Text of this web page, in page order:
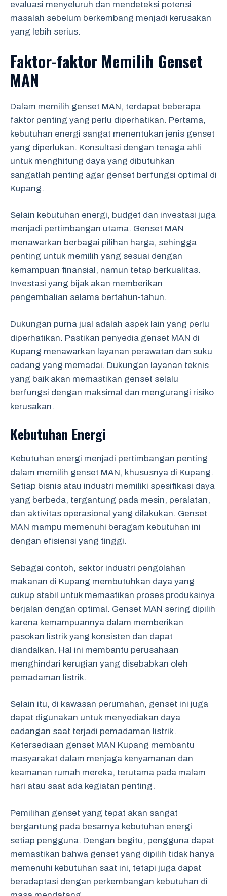
evaluasi menyeluruh dan mendeteksi potensi
masalah sebelum berkembang menjadi kerusakan
yang lebih serius.
Faktor-faktor Memilih Genset
MAN
Dalam memilih genset MAN, terdapat beberapa
faktor penting yang perlu diperhatikan. Pertama,
kebutuhan energi sangat menentukan jenis genset
yang diperlukan. Konsultasi dengan tenaga ahli
untuk menghitung daya yang dibutuhkan
sangatlah penting agar genset berfungsi optimal di
Kupang.
Selain kebutuhan energi, budget dan investasi juga
menjadi pertimbangan utama. Genset MAN
menawarkan berbagai pilihan harga, sehingga
penting untuk memilih yang sesuai dengan
kemampuan finansial, namun tetap berkualitas.
Investasi yang bijak akan memberikan
pengembalian selama bertahun-tahun.
Dukungan purna jual adalah aspek lain yang perlu
diperhatikan. Pastikan penyedia genset MAN di
Kupang menawarkan layanan perawatan dan suku
cadang yang memadai. Dukungan layanan teknis
yang baik akan memastikan genset selalu
berfungsi dengan maksimal dan mengurangi risiko
kerusakan.
Kebutuhan Energi
Kebutuhan energi menjadi pertimbangan penting
dalam memilih genset MAN, khususnya di Kupang.
Setiap bisnis atau industri memiliki spesifikasi daya
yang berbeda, tergantung pada mesin, peralatan,
dan aktivitas operasional yang dilakukan. Genset
MAN mampu memenuhi beragam kebutuhan ini
dengan efisiensi yang tinggi.
Sebagai contoh, sektor industri pengolahan
makanan di Kupang membutuhkan daya yang
cukup stabil untuk memastikan proses produksinya
berjalan dengan optimal. Genset MAN sering dipilih
karena kemampuannya dalam memberikan
pasokan listrik yang konsisten dan dapat
diandalkan. Hal ini membantu perusahaan
menghindari kerugian yang disebabkan oleh
pemadaman listrik.
Selain itu, di kawasan perumahan, genset ini juga
dapat digunakan untuk menyediakan daya
cadangan saat terjadi pemadaman listrik.
Ketersediaan genset MAN Kupang membantu
masyarakat dalam menjaga kenyamanan dan
keamanan rumah mereka, terutama pada malam
hari atau saat ada kegiatan penting.
Pemilihan genset yang tepat akan sangat
bergantung pada besarnya kebutuhan energi
setiap pengguna. Dengan begitu, pengguna dapat
memastikan bahwa genset yang dipilih tidak hanya
memenuhi kebutuhan saat ini, tetapi juga dapat
beradaptasi dengan perkembangan kebutuhan di